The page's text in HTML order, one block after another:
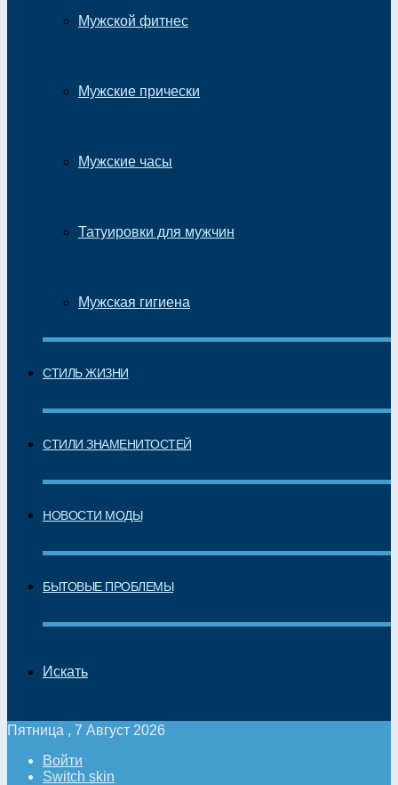
Мужской фитнес
Мужские прически
Мужские часы
Татуировки для мужчин
Мужская гигиена
СТИЛЬ ЖИЗНИ
СТИЛИ ЗНАМЕНИТОСТЕЙ
НОВОСТИ МОДЫ
БЫТОВЫЕ ПРОБЛЕМЫ
Искать
Пятница , 7 Август 2026
Войти
Switch skin